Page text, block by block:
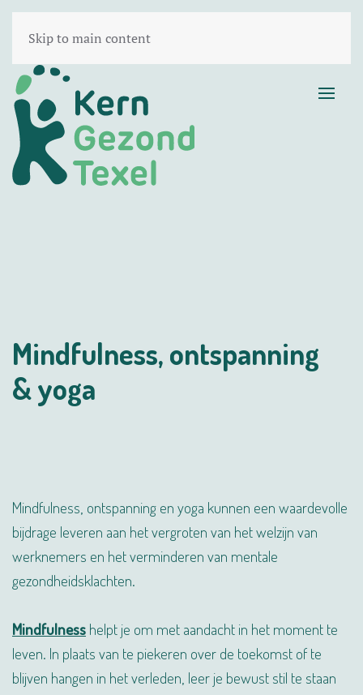
Skip to main content
Mindfulness, ontspanning
& yoga
Mindfulness, ontspanning en yoga kunnen een waardevolle
bijdrage leveren aan het vergroten van het welzijn van
werknemers en het verminderen van mentale
gezondheidsklachten.
Mindfulness helpt je om met aandacht in het moment te
leven. In plaats van te piekeren over de toekomst of te
blijven hangen in het verleden, leer je bewust stil te staan